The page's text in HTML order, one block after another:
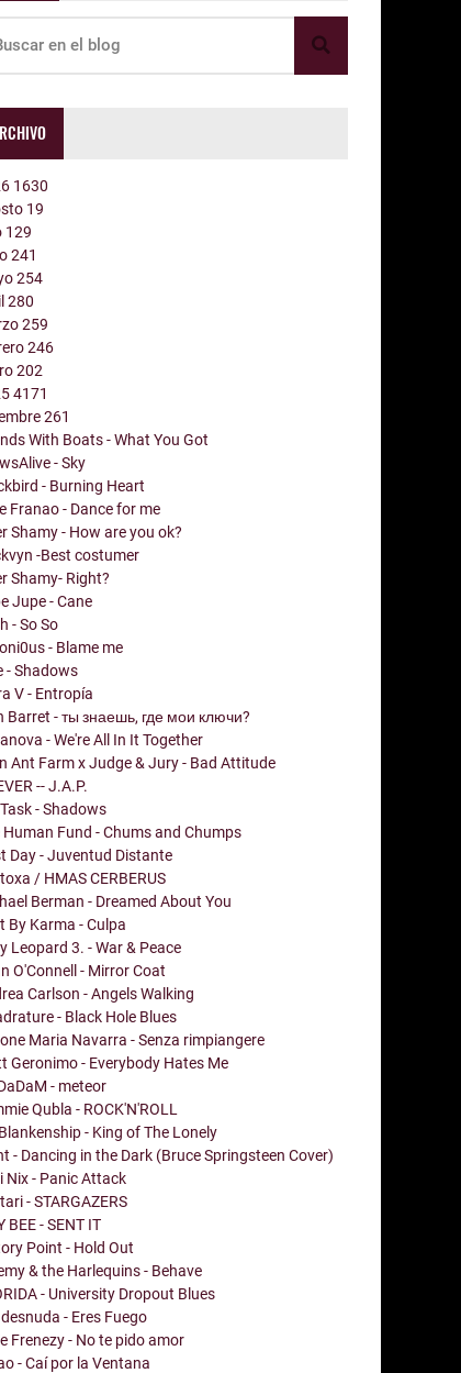
1630
19
129
241
254
280
259
246
202
4171
261
With Boats - What You Got
- Sky
- Burning Heart
Franao - Dance for me
Shamy - How are you ok?
-Best costumer
Shamy- Right?
Jupe - Cane
- So So
- Blame me
- Shadows
V - Entropía
Barret - ты знаешь, где мои ключи?
- We're All In It Together
Ant Farm x Judge & Jury - Bad Attitude
-- J.A.P.
- Shadows
Human Fund - Chums and Chumps
Day - Juventud Distante
/ HMAS CERBERUS
Berman - Dreamed About You
By Karma - Culpa
Leopard 3. - War & Peace
O'Connell - Mirror Coat
Carlson - Angels Walking
- Black Hole Blues
Maria Navarra - Senza rimpiangere
Geronimo - Everybody Hates Me
- meteor
Qubla - ROCK'N'ROLL
- King of The Lonely
- Dancing in the Dark (Bruce Springsteen Cover)
Nix - Panic Attack
- STARGAZERS
BEE - SENT IT
Point - Hold Out
& the Harlequins - Behave
- University Dropout Blues
- Eres Fuego
Frenezy - No te pido amor
- Caí por la Ventana